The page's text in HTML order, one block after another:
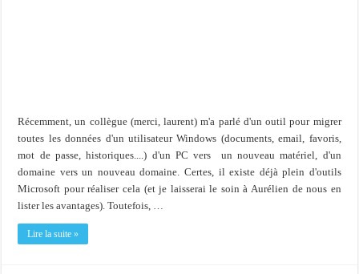
Récemment, un collègue (merci, laurent) m'a parlé d'un outil pour migrer
toutes les données d'un utilisateur Windows (documents, email, favoris,
mot de passe, historiques....) d'un PC vers un nouveau matériel, d'un
domaine vers un nouveau domaine. Certes, il existe déjà plein d'outils
Microsoft pour réaliser cela (et je laisserai le soin à Aurélien de nous en
lister les avantages). Toutefois, …
Lire la suite »